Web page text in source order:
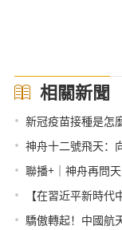
相關新聞
• 新冠疫苗接種是怎
• 神舟十二號飛天：向
• 聯播+｜神舟再問
• 【在習近平新時代中國
• 驕傲轉起！中國航